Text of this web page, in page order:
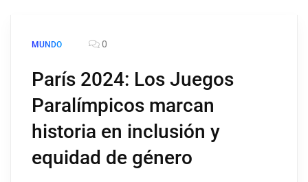
MUNDO 0
París 2024: Los Juegos
Paralímpicos marcan
historia en inclusión y
equidad de género